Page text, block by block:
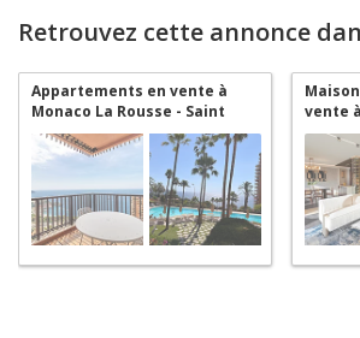
Retrouvez cette annonce
Appartements en vente à
Monaco La Rousse - Saint
Roman
vente
Saint